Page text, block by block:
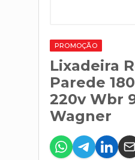
PROMOÇÃO
Lixadeira
Parede
220v Wbr
Wagner